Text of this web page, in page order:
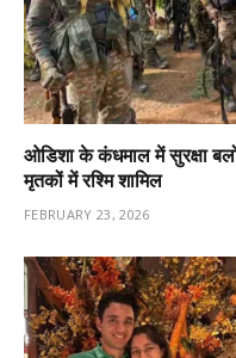
ओडिशा के कंधमाल में सुरक्षा
मृतकों में रश्मि शामिल
FEBRUARY 23, 2026